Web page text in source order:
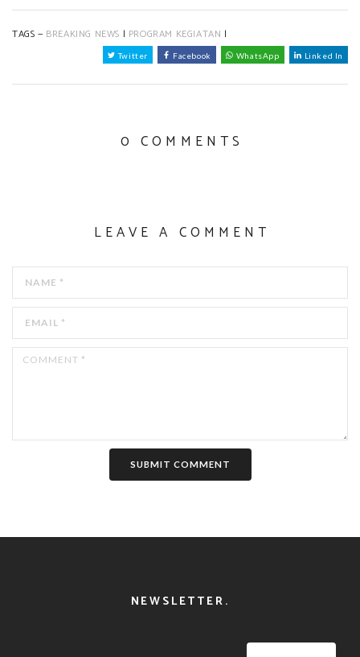
TAGS — BREAKING NEWS | PROGRAM KEGIATAN |
Twitter Facebook WhatsApp Linked In
0 COMMENTS
LEAVE A COMMENT
SUBMIT COMMENT
NEWSLETTER.